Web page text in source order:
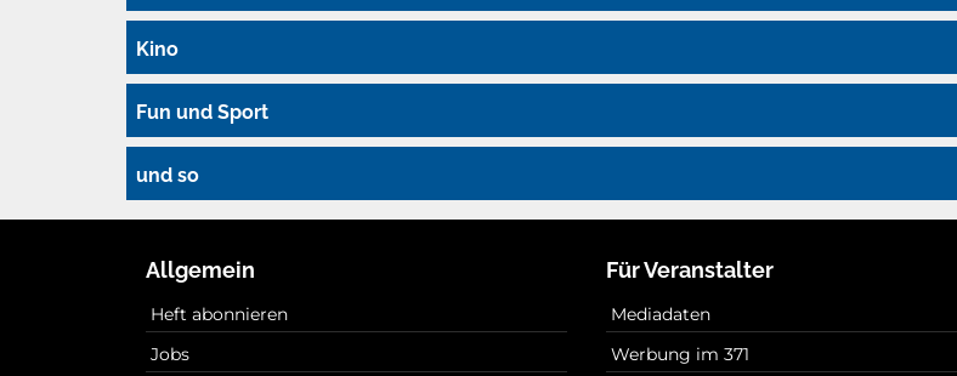
Kino
Fun und Sport
und so
Allgemein
Heft abonnieren
Jobs
Für Veranstalter
Mediadaten
Werbung im 371